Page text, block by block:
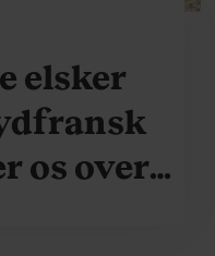
elsker
os over,